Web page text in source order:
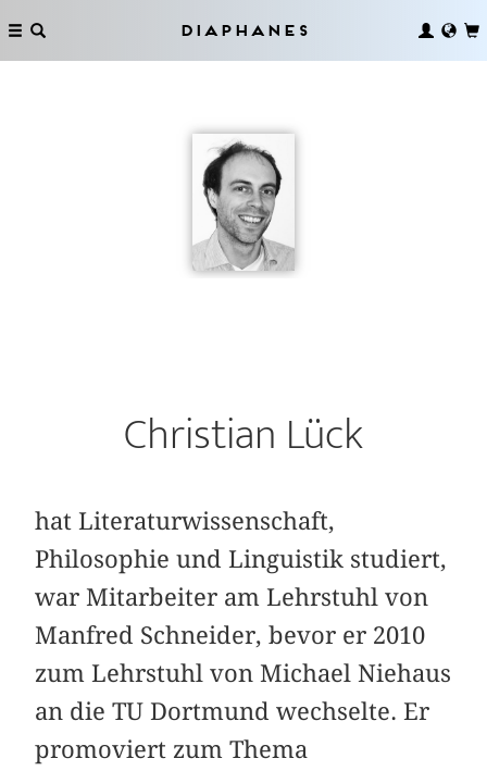
Diaphanes
Christian Lück
hat Literaturwissenschaft,
Philosophie und Linguistik studiert,
war Mitarbeiter am Lehrstuhl von
Manfred Schneider, bevor er 2010
zum Lehrstuhl von Michael Niehaus
an die TU Dortmund wechselte. Er
promoviert zum Thema